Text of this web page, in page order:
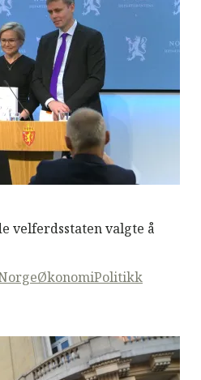
velferdsstaten valgte å
ØkonomiPolitikk